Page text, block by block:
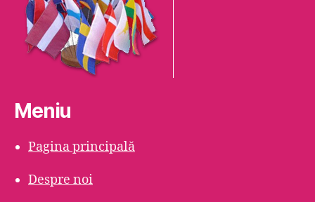
Meniu
Pagina principală
Despre noi